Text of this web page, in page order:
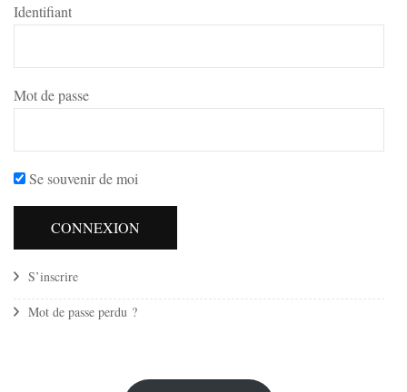
Identifiant
Mot de passe
Se souvenir de moi
S’inscrire
Mot de passe perdu ?